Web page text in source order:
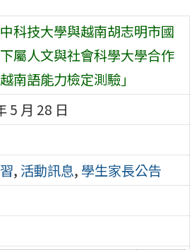
科技大學與越南胡志明市國
屬人文與社會科學大學合作
南語能力檢定測驗」
5 月 28 日
, 活動訊息, 學生家長公告